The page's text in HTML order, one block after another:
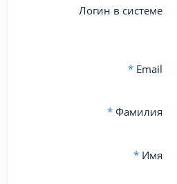
Логин в системе
*Email
*Фамилия
*Имя